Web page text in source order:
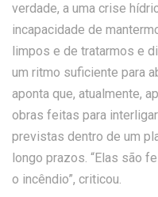
verdade, a uma crise
incapacidade de
limpos e de tratarmos e
um ritmo suficiente para
aponta que, atualmente,
obras feitas para
previstas dentro de um
longo prazos. “Elas são
o incêndio”, criticou.